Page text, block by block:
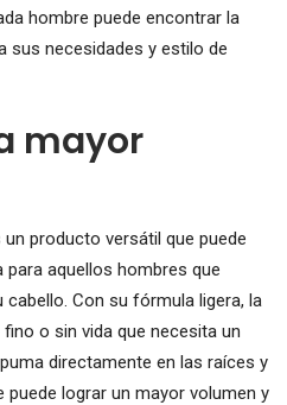
hombre puede encontrar la
sus necesidades y estilo de
mayor
producto versátil que puede
aquellos hombres que
Con su fórmula ligera, la
o sin vida que necesita un
directamente en las raíces y
puede lograr un mayor volumen y